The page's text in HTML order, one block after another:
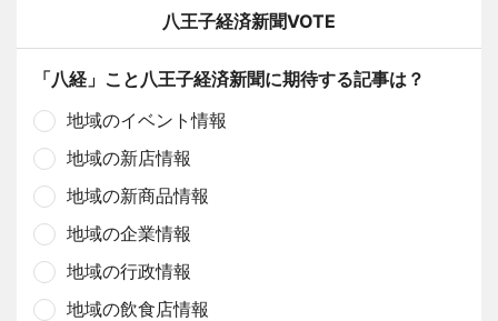
八王子経済新聞VOTE
「八経」こと八王子経済新聞に期待する記事は？
地域のイベント情報
地域の新店情報
地域の新商品情報
地域の企業情報
地域の行政情報
地域の飲食店情報